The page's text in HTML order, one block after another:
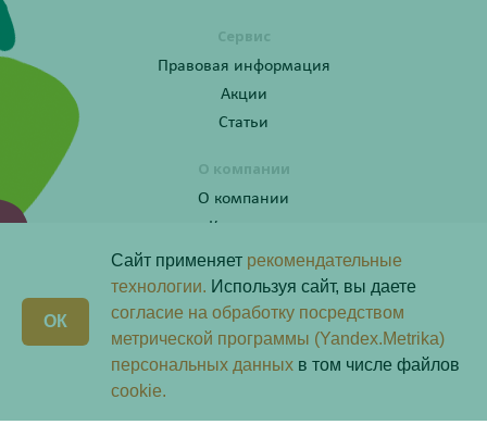
Сервис
Правовая информация
Акции
Статьи
О компании
О компании
Контакты
Получите консультацию по телефону:
8 (800) 201-40-60 доб. 4
Сайт применяет рекомендательные
технологии. Используя сайт, вы даете
согласие на обработку посредством
метрической программы (Yandex.Metrika)
персональных данных в том числе файлов
cookie.
ОК
Скачай наше
приложение